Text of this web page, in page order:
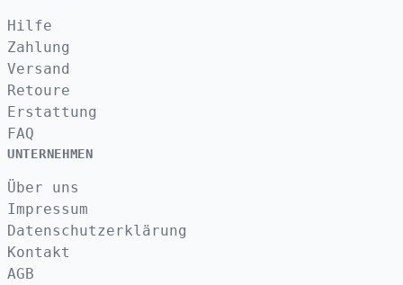
Hilfe
Zahlung
Versand
Retoure
Erstattung
FAQ
UNTERNEHMEN
Über uns
Impressum
Datenschutzerklärung
Kontakt
AGB